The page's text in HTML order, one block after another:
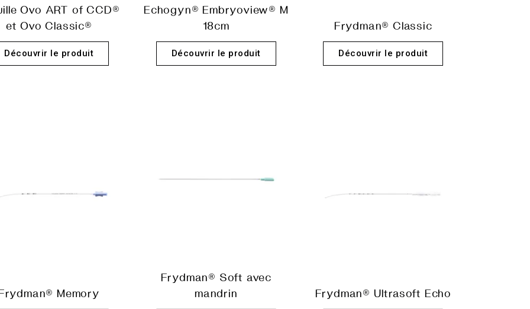
Ovo ART of CCD®
et Ovo Classic®
Découvrir le produit
Echogyn® Embryoview® M
18cm
Découvrir le produit
Frydman® Classic
Découvrir le produit
Memory
Frydman® Soft avec
mandrin
Frydman® Ultrasoft Echo